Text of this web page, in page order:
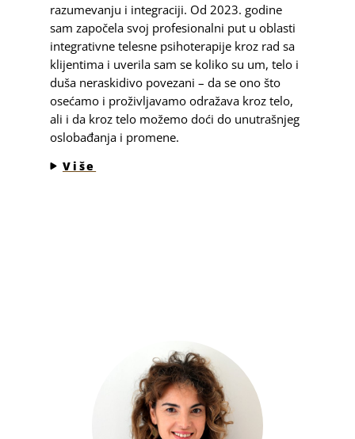
razumevanju i integraciji. Od 2023. godine
sam započela svoj profesionalni put u oblasti
integrativne telesne psihoterapije kroz rad sa
klijentima i uverila sam se koliko su um, telo i
duša neraskidivo povezani – da se ono što
osećamo i proživljavamo odražava kroz telo,
ali i da kroz telo možemo doći do unutrašnjeg
oslobađanja i promene.
Više